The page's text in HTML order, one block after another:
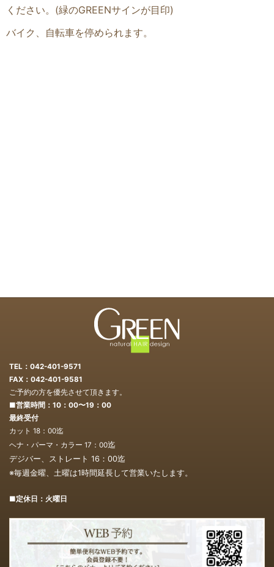
ください。(緑のGREENサインが目印)
バイク、自転車を停められます。
TEL：042-401-9571
FAX：042-401-9581
ご予約の方を優先させて頂きます。
■営業時間：10：00〜19：00
最終受付
カット 18：00迄
ヘナ・パーマ・カラー 17：00迄
デジバー、ストレート 16：00迄
※毎週金曜、土曜は1時間延長して営業いたします。
■定休日：火曜日